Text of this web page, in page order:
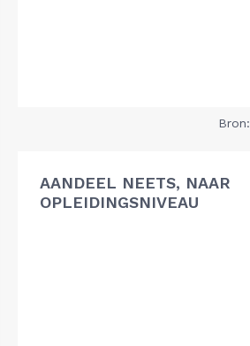
Bron:
AANDEEL NEETS, NAAR
OPLEIDINGSNIVEAU